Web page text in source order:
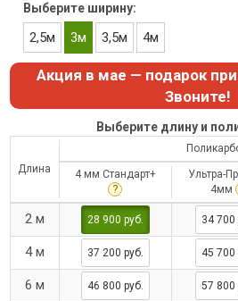
Выберите ширину:
2,5м 3м 3,5м 4м
Акция в мае — подарок
Звоните!
Выберите длину и
Длина 4 мм Стандарт+
?
Ультра-
4мм
2 м 28 900 руб. 34 700
4 м 37 200 руб. 45 700
6 м 46 800 руб. 57 800